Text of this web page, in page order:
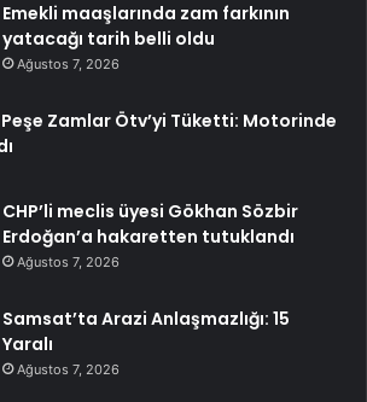
Emekli maaşlarında zam farkının
yatacağı tarih belli oldu
Ağustos 7, 2026
Zamlar Ötv’yi Tüketti: Motorinde
CHP’li meclis üyesi Gökhan Sözbir
Erdoğan’a hakaretten tutuklandı
Ağustos 7, 2026
Samsat’ta Arazi Anlaşmazlığı: 15
Yaralı
Ağustos 7, 2026